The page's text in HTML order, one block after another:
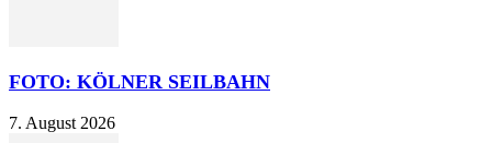
FOTO: KÖLNER SEILBAHN
7. August 2026